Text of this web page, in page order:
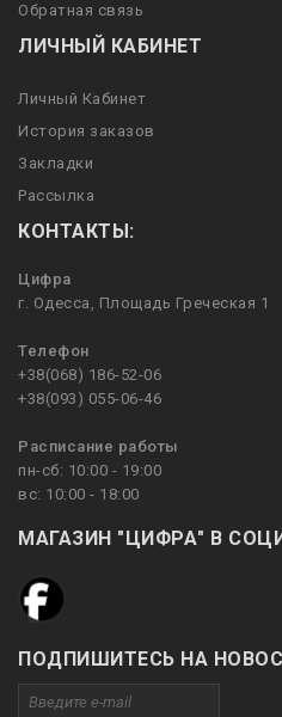
Обратная связь
ЛИЧНЫЙ КАБИНЕТ
Личный Кабинет
История заказов
Закладки
Рассылка
КОНТАКТЫ:
Цифра
г. Одесса, Площадь Греческая 1
Телефон
+38(068) 186-52-06
+38(093) 055-06-46
Расписание работы
пн-сб: 10:00 - 19:00
вс: 10:00 - 18:00
МАГАЗИН "ЦИФРА" В
ПОДПИШИТЕСЬ НА